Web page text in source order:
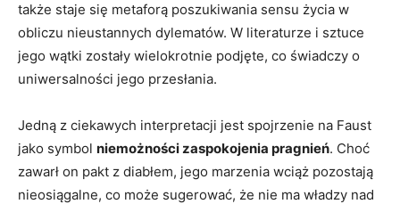
także staje się metaforą poszukiwania sensu życia w
obliczu nieustannych dylematów. W literaturze i sztuce
jego wątki zostały wielokrotnie podjęte, co świadczy o
uniwersalności jego przesłania.
Jedną z ciekawych interpretacji jest spojrzenie na Faust
jako symbol niemożności zaspokojenia pragnień. Choć
zawarł on pakt z diabłem, jego marzenia wciąż pozostają
nieosiągalne, co może sugerować, że nie ma władzy nad